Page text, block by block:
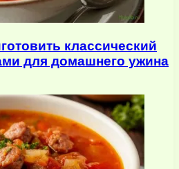
классический
для домашнего ужина